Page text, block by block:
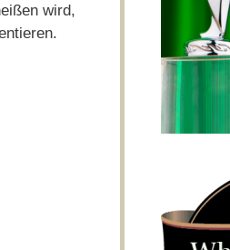
wird,